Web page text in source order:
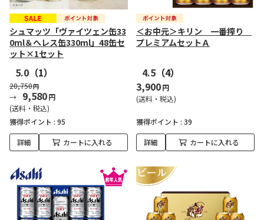
シュマッツ「ヴァイツェン缶33
0ml＆へレス缶330ml」48缶セ
ット×1セット
5.0 （1）
20,750円
9,580円
(送料・税込)
獲得ポイント : 95
詳細 カートに入れる
＜お中元＞キリン 一番搾り
プレミアムセットＡ
4.5 （4）
3,900円
(送料・税込)
獲得ポイント : 39
詳細 カートに入れる